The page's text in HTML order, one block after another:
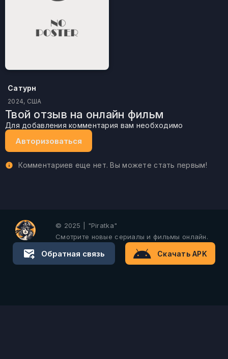
Сатурн
2024, США
Твой отзыв на онлайн фильм
Для добавления комментария вам необходимо
Авторизоваться
Комментариев еще нет. Вы можете стать первым!
© 2025 | "Piratka"
Смотрите новые сериалы и фильмы онлайн.
Обратная связь Скачать APK